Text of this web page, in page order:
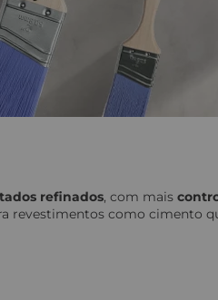
refinados, com mais
revestimentos como cimento